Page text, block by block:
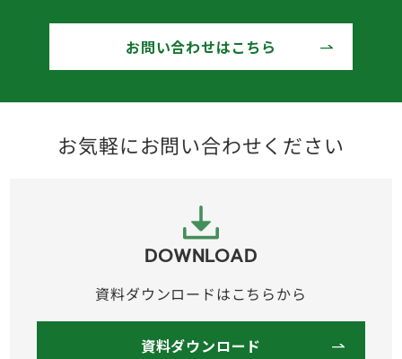
お問い合わせはこちら
お気軽にお問い合わせください
DOWNLOAD
資料ダウンロードはこちらから
資料ダウンロード